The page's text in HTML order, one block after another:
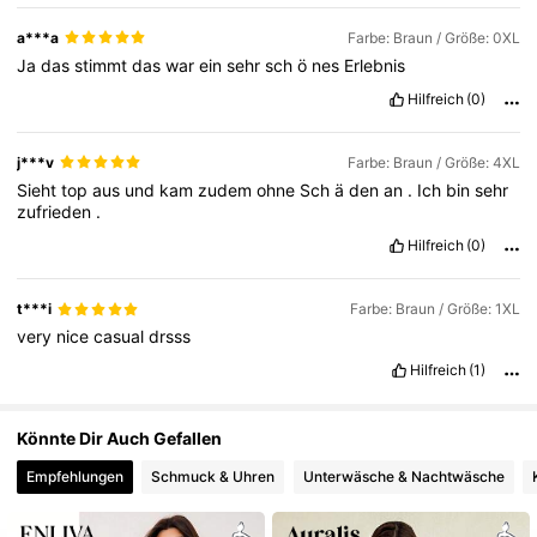
a***a Farbe: Braun / Größe: 0XL
Jadasstimmtdaswareinsehrschö nes Erlebnis
Hilfreich (0)
j***v Farbe: Braun / Größe: 4XL
Siehttopaus und kam zudemohne Schädenan . Ich binsehr
zufrieden .
Hilfreich (0)
t***i Farbe: Braun / Größe: 1XL
very nicecasualdrsss
Hilfreich (1)
Könnte Dir Auch Gefallen
Empfehlungen Schmuck & Uhren Unterwäsche & Nachtwäsche